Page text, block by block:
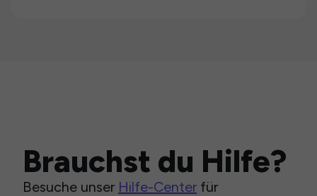
Brauchst du Hilfe?
Besuche unser Hilfe-Center für